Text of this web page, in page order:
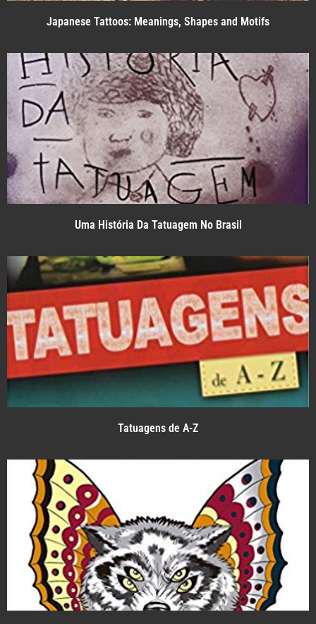
Japanese Tattoos: Meanings, Shapes and Motifs
Uma História Da Tatuagem No Brasil
Tatuagens de A-Z